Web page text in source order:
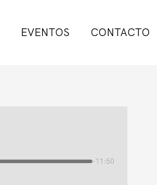
EVENTOS CONTACTO
-11:50